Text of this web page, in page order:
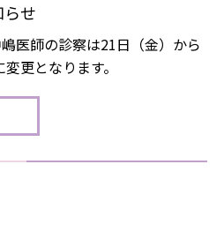
せ
医師の診察は21日（金）から
更となります。